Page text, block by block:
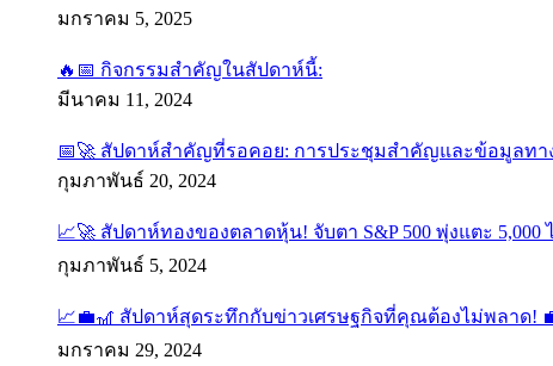
มกราคม 5, 2025
กิจกรรมสำคัญในสัปดาห์นี้:
มีนาคม 11, 2024
สัปดาห์สำคัญที่รอคอย: การประชุมสำคัญและข้อมูลทา
กุมภาพันธ์ 20, 2024
สัปดาห์ทองของตลาดหุ้น! จับตา S&P 500 พุ่งแตะ
กุมภาพันธ์ 5, 2024
สัปดาห์สุดระทึกกับข่าวเศรษฐกิจที่คุณต้องไม่พลาด!
มกราคม 29, 2024